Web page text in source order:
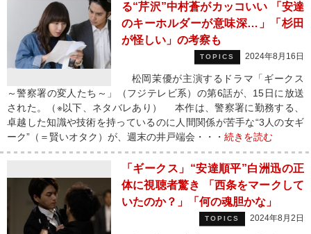
る“芹沢”中村蒼がカッコいい 「安達
のキーホルダーが意味深…」「杉田
が怪しい」の考察も
TOPICS 2024年8月16日
松岡茉優が主演するドラマ「ギークス
～警察署の変人たち～」（フジテレビ系）の第6話が、15日に放送
された。（※以下、ネタバレあり） 本作は、警察署に勤務する、
卓越した知識や技術を持っているのに人間関係が苦手な“3人の女ギ
ーク”（＝賢いオタク）が、週末の井戸端会・・・ 続きを読む
「ギークス」“安達順平”白洲迅の正
体に視聴者驚き 「西条をマークして
いたのか？」「何の魂胆かな」
TOPICS 2024年8月2日